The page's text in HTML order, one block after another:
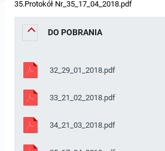
35.Protokół Nr_35_17_04_2018.pdf
DO POBRANIA
32_29_01_2018.pdf
33_21_02_2018.pdf
34_21_03_2018.pdf